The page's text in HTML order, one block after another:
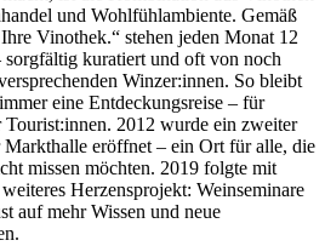
und Wohlfühlambiente. Gemäß
Vinothek.“ stehen jeden Monat 12
sorgfältig kuratiert und oft von noch
Winzer:innen. So bleibt
eine Entdeckungsreise – für
Tourist:innen. 2012 wurde ein zweiter
Markthalle eröffnet – ein Ort für alle, die
missen möchten. 2019 folgte mit
Herzensprojekt: Weinseminare
auf mehr Wissen und neue